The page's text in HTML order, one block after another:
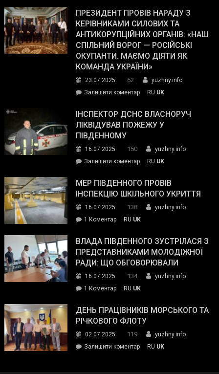
Street
Journal.
Південному
працівникам
ОПЗ
з
матеріального
резерву
гуманітарну
допомогу
ПРЕЗИДЕНТ ПРОВІВ НАРАДУ З
КЕРІВНИКАМИ СИЛОВИХ ТА
АНТИКОРУПЦІЙНИХ ОРГАНІВ: «НАШ
СПІЛЬНИЙ ВОРОГ — РОСІЙСЬКІ
ОКУПАНТИ. МАЄМО ДІЯТИ ЯК
КОМАНДА УКРАЇНИ»
23.07.2025 62
yuzhny.info
Залишити коментарon
провів
нараду
силових
та
органів:
«Наш
спільний
окупанти.
Маємо
діяти
команда
RU UK
ІНСПЕКТОР ДСНС ВЛАСНОРУЧ
ЛІКВІДУВАВ ПОЖЕЖУ У
ПІВДЕННОМУ
16.07.2025 150
yuzhny.info
Залишити коментарon
ДСНС
власноруч
пожежу
у
RU UK
МЕР ПІВДЕННОГО ПРОВІВ
ІНСПЕКЦІЮ ШКІЛЬНОГО УКРИТТЯ
16.07.2025 138
yuzhny.info
1 Коментардо
Південного
провів
інспекцію
укриття
RU UK
ВЛАДА ПІВДЕННОГО ЗУСТРІЛАСЯ З
ПРЕДСТАВНИКАМИ МОЛОДІЖНОЇ
РАДИ: ЩО ОБГОВОРЮВАЛИ
16.07.2025 134
yuzhny.info
1 Коментардо
Південного
зустрілася
представниками
молодіжної
RU UK
ДЕНЬ ПРАЦІВНИКІВ МОРСЬКОГО ТА
РІЧКОВОГО ФЛОТУ
02.07.2025 119
yuzhny.info
Залишити коментарon
RU UK